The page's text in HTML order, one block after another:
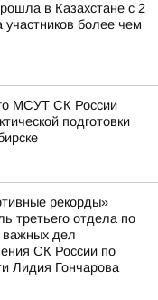
в Казахстане с 2
участников более чем
МСУТ СК России
подготовки
рекорды»
третьего отдела по
важных дел
СК России по
Лидия Гончарова